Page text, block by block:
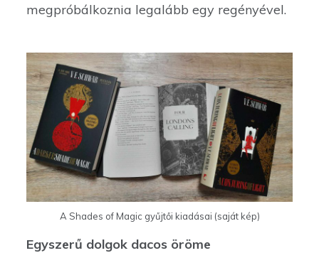
megpróbálkoznia legalább egy regényével.
A Shades of Magic gyűjtői kiadásai (saját kép)
Egyszerű dolgok dacos öröme